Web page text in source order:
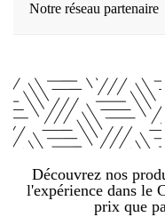
Notre réseau partenaire
Découvrez nos
l'expérience dans le
prix que